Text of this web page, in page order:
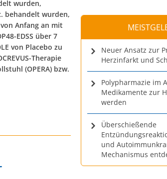
wurden,
behandelt wurden,
Anfang an mit
EDSS über 7
von Placebo zu
Therapie
(OPERA) bzw.
Neuer Ansatz zur
Herzinfarkt und
Polypharmazie im
Medikamente zur
werden
Überschießende
und
Mechanismus